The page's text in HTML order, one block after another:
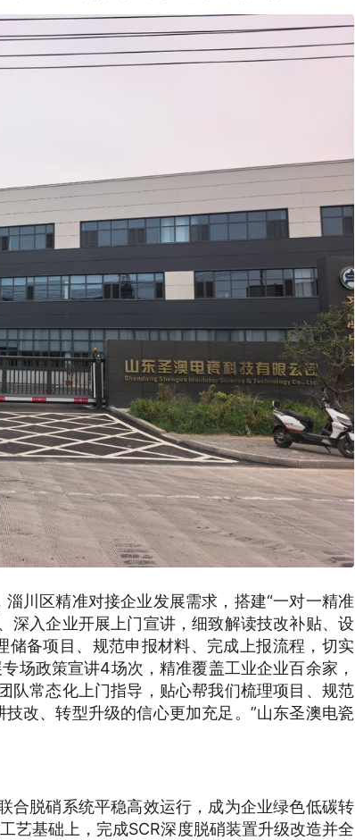
川区精准对接企业发展需求，搭建“一对一精准
深入企业开展上门宣讲，细致解读技改补贴、设
备项目、规范申报材料、完成上报流程，切实
场政策宣讲4场次，精准覆盖工业企业百余家，
队常态化上门指导，贴心帮我们梳理项目、规范
改、转型升级的信心更加充足。”山东圣澳电瓷
合脱硝系统平稳高效运行，成为企业绿色低碳转
艺基础上，完成SCR深度脱硝装置升级改造并全